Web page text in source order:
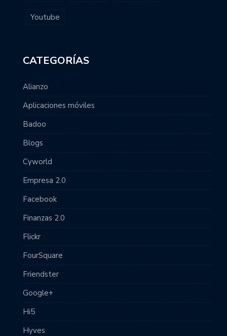
Youtube
CATEGORÍAS
Alianzo
Aplicaciones móviles
Badoo
Blogs
Cyworld
Empresa 2.0
Facebook
Finanzas 2.0
Flickr
FourSquare
Friendster
Google+
Hi5
Hyves